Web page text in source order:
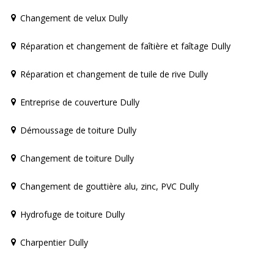
Changement de velux Dully
Réparation et changement de faîtière et faîtage Dully
Réparation et changement de tuile de rive Dully
Entreprise de couverture Dully
Démoussage de toiture Dully
Changement de toiture Dully
Changement de gouttière alu, zinc, PVC Dully
Hydrofuge de toiture Dully
Charpentier Dully